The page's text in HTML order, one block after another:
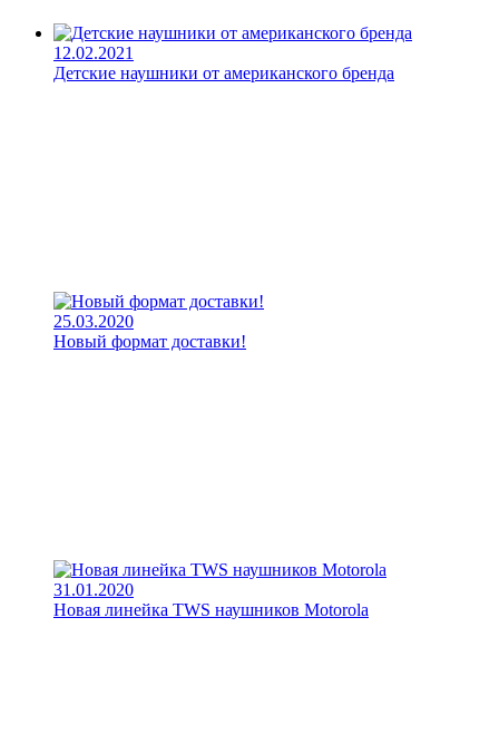
12.02.2021
Детские наушники от американского бренда
25.03.2020
Новый формат доставки!
31.01.2020
Новая линейка TWS наушников Motorola